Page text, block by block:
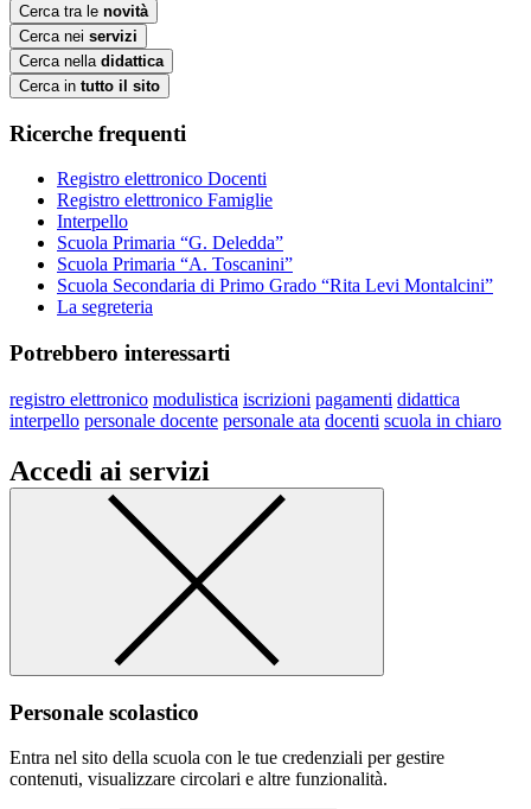
Cerca tra le novità
Cerca nei servizi
Cerca nella didattica
Cerca in tutto il sito
Ricerche frequenti
Registro elettronico Docenti
Registro elettronico Famiglie
Interpello
Scuola Primaria “G. Deledda”
Scuola Primaria “A. Toscanini”
Scuola Secondaria di Primo Grado “Rita Levi Montalcini”
La segreteria
Potrebbero interessarti
registro elettronico modulistica iscrizioni pagamenti didattica
interpello personale docente personale ata docenti scuola in chiaro
Accedi ai servizi
Personale scolastico
Entra nel sito della scuola con le tue credenziali per gestire
contenuti, visualizzare circolari e altre funzionalità.